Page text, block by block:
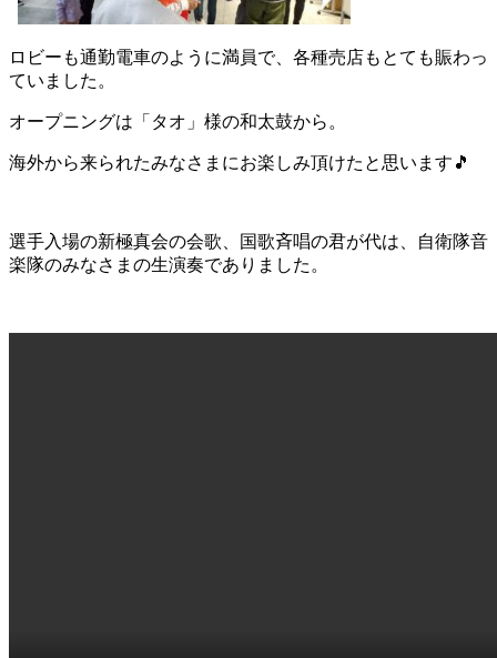
ロビーも通勤電車のように満員で、各種売店もとても賑わっ
ていました。
オープニングは「タオ」様の和太鼓から。
海外から来られたみなさまにお楽しみ頂けたと思います🎵
選手入場の新極真会の会歌、国歌斉唱の君が代は、自衛隊音
楽隊のみなさまの生演奏でありました。